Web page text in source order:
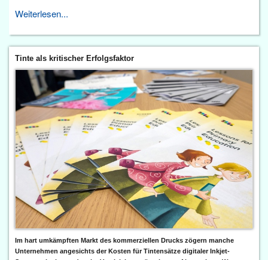
Weiterlesen...
Tinte als kritischer Erfolgsfaktor
Im hart umkämpften Markt des kommerziellen Drucks zögern manche
Unternehmen angesichts der Kosten für Tintensätze digitaler Inkjet-